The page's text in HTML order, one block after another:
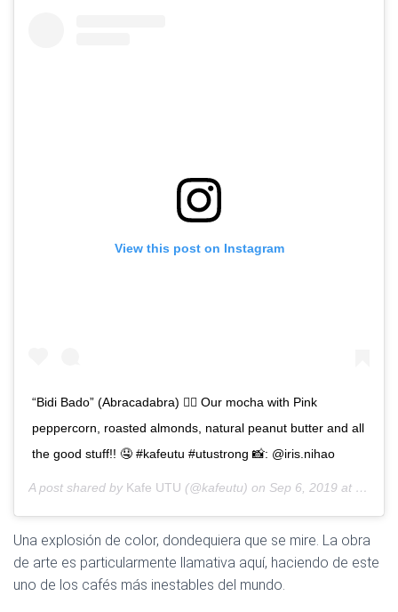
View this post on Instagram
“Bidi Bado” (Abracadabra) 🧙‍♂️ Our mocha with Pink
peppercorn, roasted almonds, natural peanut butter and all
the good stuff!! 🤤 #kafeutu #utustrong 📸: @iris.nihao
A post shared by Kafe UTU (@kafeutu) on Sep 6, 2019 at 12:05am PDT
Una explosión de color, dondequiera que se mire. La obra
de arte es particularmente llamativa aquí, haciendo de este
uno de los cafés más inestables del mundo.